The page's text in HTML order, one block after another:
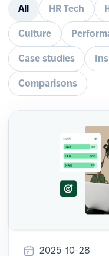
All HR Tech
Culture
Case studies
Comparisons
2025-10-28